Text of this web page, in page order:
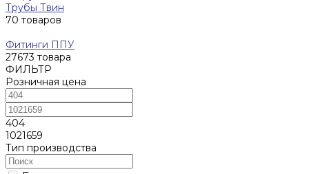
Трубы Твин
70 товаров
Фитинги ППУ
27673 товара
ФИЛЬТР
Розничная цена
404
1021659
Тип производства